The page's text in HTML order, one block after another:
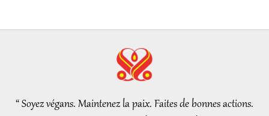
19:47
Les pourparlers de paix
“ Soyez végans. Maintenez la paix. Faites de bonnes actions.